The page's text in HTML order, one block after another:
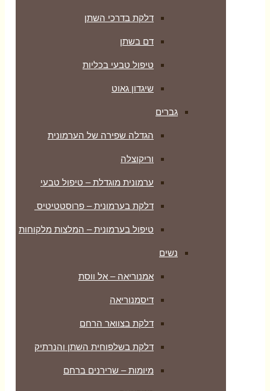
דלקת בדרכי השתן
דם בשתן
טיפול טבעי בכליות
שיגדון גאוט
גברים
הגדלה שפירה של הערמונית
וריקוצלה
ערמונית מוגדלת – טיפול טבעי
דלקת בערמונית – פרוסטטיטיס
טיפול בערמונית – המלצות מלקוחות
נשים
אמנוריאה – אל ווסת
דיסמנוריאה
דלקת בצוואר הרחם
דלקת בשלפוחית השתן והנרתיק
מיומות – שרירנים ברחם